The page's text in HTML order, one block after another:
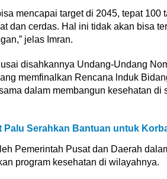
mencapai target di 2045, tepat
dan cerdas. Hal ini tidak akan bisa
jelas Imran.
usai disahkannya Undang-Undang
memfinalkan Rencana lnduk
dalam membangun kesehatan di
Palu Serahkan Bantuan untuk
Pemerintah Pusat dan Daerah
program kesehatan di wilayahnya.